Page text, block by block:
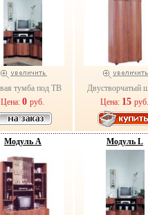
тумба под ТВ
Цена: 0руб.
Двустворчатый
Цена: 15
Модуль А Модуль L